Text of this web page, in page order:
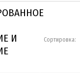
И
Сортировка: